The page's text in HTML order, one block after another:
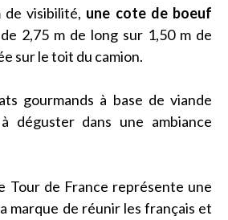
de visibilité, une cote de boeuf
de 2,75 m de long sur 1,50 m de
sur le toit du camion.
gourmands à base de viande
déguster dans une ambiance
Tour de France représente une
marque de réunir les français et